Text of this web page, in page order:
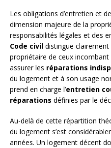
Les obligations d’entretien et
dimension majeure de la
responsabilités légales et des
Code civil distingue
propriétaire de ceux
assurer les réparations
du logement et à son usage
prend en charge l’entretien
réparations définies par le
Au-delà de cette répartition
du logement s’est
années. Un logement décent